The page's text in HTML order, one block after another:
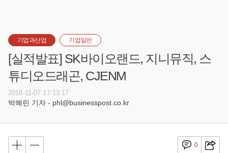
기업과산업 기업일반
[실적발표] SK바이오랜드, 지니뮤직, 스
튜디오드래곤, CJENM
2018-11-07 17:13:17
박혜린 기자 - phl@businesspost.co.kr
0